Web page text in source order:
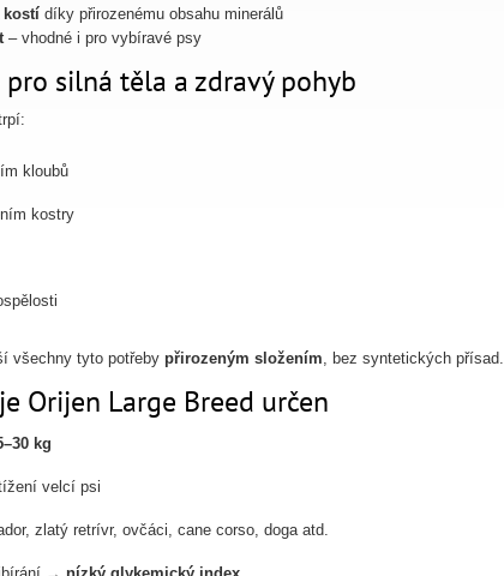
kostí díky přirozenému obsahu minerálů
– vhodné i pro vybíravé psy
silná těla a zdravý pohyb
kloubů
kostry
všechny tyto potřeby přirozeným složením, bez syntetických přísad.
Orijen Large Breed určen
kg
velcí psi
zlatý retrívr, ovčáci, cane corso, doga atd.